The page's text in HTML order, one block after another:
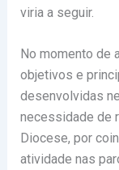
viria a seguir.
No momento de
objetivos e
desenvolvidas
necessidade de
Diocese, por
atividade nas